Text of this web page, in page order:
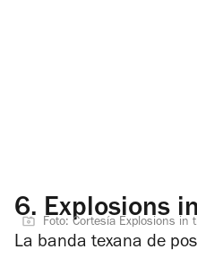
6. Explosions
Foto: Cortesía Explosions in
La banda texana de